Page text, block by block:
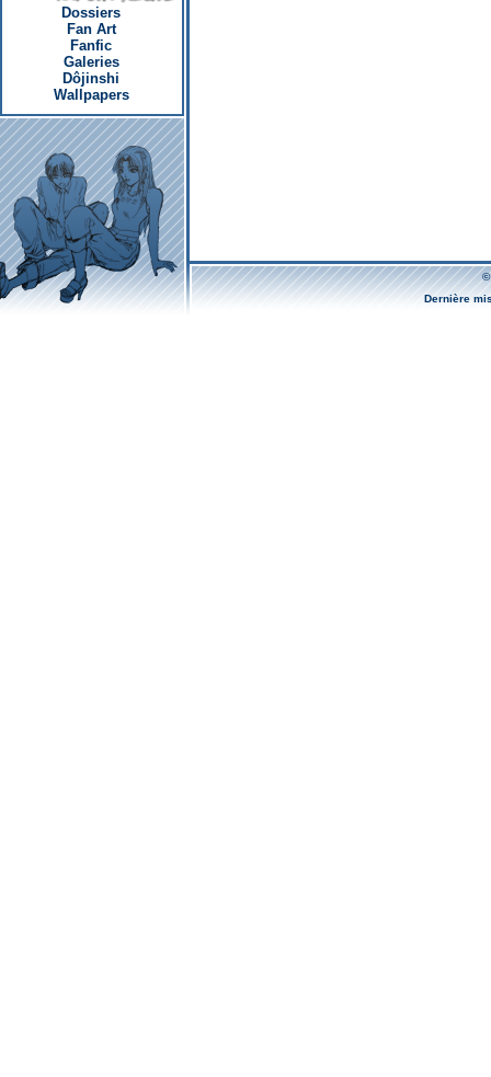
Dossiers
Fan Art
Fanfic
Galeries
Dôjinshi
Wallpapers
©
Dernière